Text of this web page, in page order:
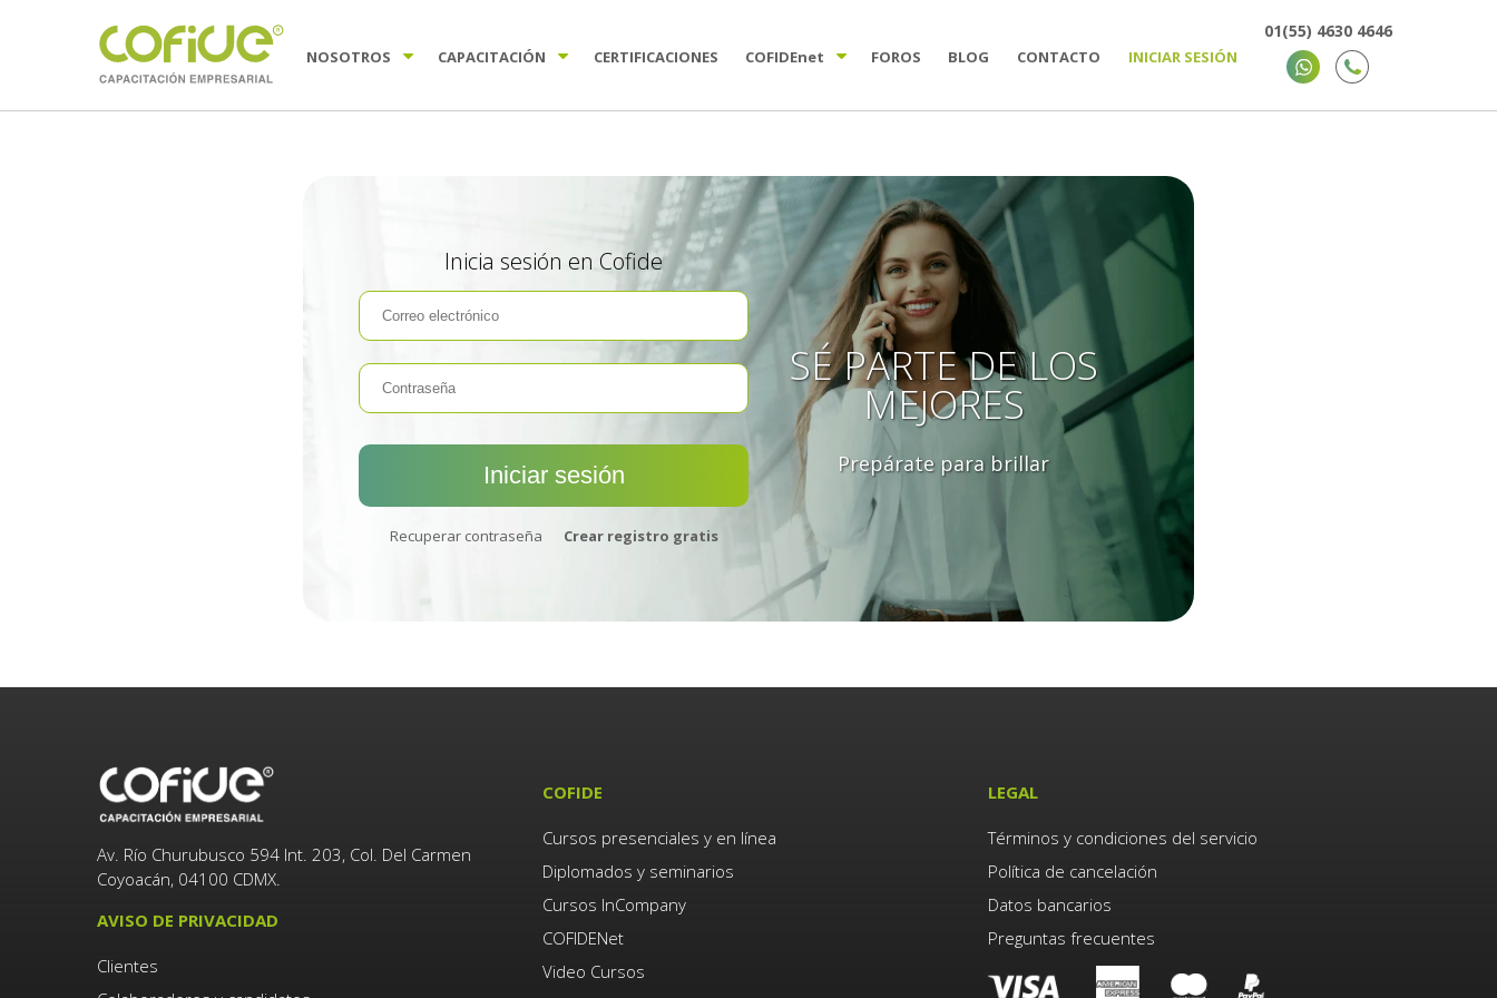
NOSOTROS CAPACITACIÓN CERTIFICACIONES COFIDEnet FOROS BLOG CONTACTO INICIAR SESIÓN
01(55) 4630 4646
Inicia sesión en Cofide
Recuperar contraseña Crear registro gratis
SÉ PARTE DE LOS
MEJORES
Prepárate para brillar
Av. Río Churubusco 594 Int. 203, Col. Del Carmen
Coyoacán, 04100 CDMX.
AVISO DE PRIVACIDAD
Clientes
COFIDE
Cursos presenciales y en línea
Diplomados y seminarios
Cursos InCompany
COFIDENet
Video Cursos
LEGAL
Términos y condiciones del servicio
Política de cancelación
Datos bancarios
Preguntas frecuentes